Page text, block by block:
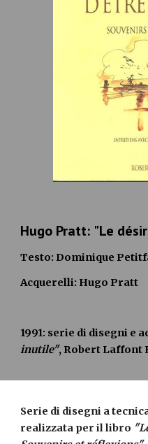
Hugo Pratt: "Le
Testo: Dominique
Acquerelli: Hugo Pratt
1991: serie di disegni e
inutile", Robert Laffont
Serie di disegni a
realizzata per il libro